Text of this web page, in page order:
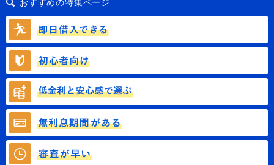
おすすめの特集ページ